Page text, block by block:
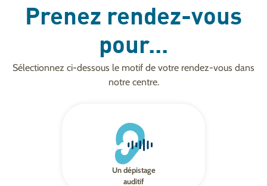
Prenez rendez-vous
pour...
Sélectionnez ci-dessous le motif de votre rendez-vous dans
notre centre.
Un dépistage
auditif